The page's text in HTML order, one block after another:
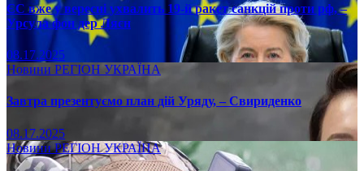
ЄС вже у вересні ухвалить 19-й ракет санкцій проти рф, –
Урсула фон дер Ляєн
08.17.2025
Новини РЕГІОН УКРАЇНА
Завтра презентуємо план дій Уряду, – Свириденко
08.17.2025
НовиниРЕГІОНУКРАЇНА